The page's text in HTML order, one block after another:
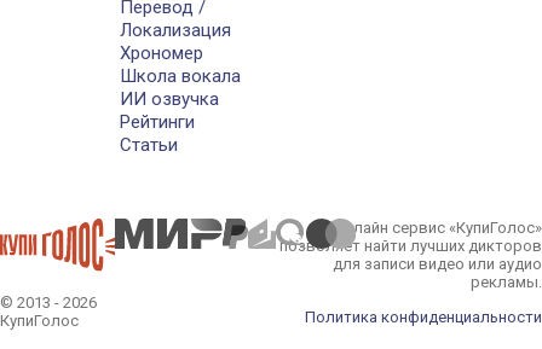
Перевод /
Локализация
Хрономер
Школа вокала
ИИ озвучка
Рейтинги
Статьи
© 2013 - 2026
КупиГолос
Онлайн сервис «КупиГолос»
позволяет найти лучших дикторов
для записи видео или аудио
рекламы.
Политика конфиденциальности